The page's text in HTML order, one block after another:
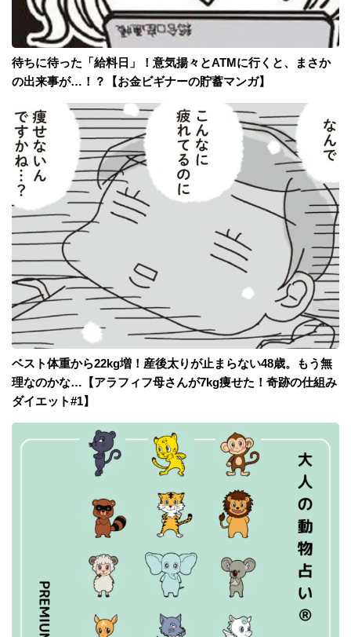
待ちに待った「給料日」！意気揚々とATMに行くと、まさか
の出来事が…！？【お金ビギナーの貯蓄マンガ】
ベスト体重から22kg増！産後太りが止まらない48歳。もう無
理なのかな…【アラフィフ母さんが7kg痩せた！奇跡の仕組み
ダイエット#1】